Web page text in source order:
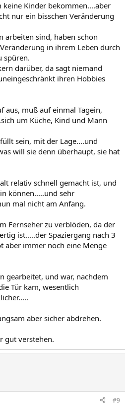
Kinder bekommen....aber
nur ein bisschen Veränderung
arbeiten sind, haben schon
in ihrem Leben durch
spüren.
darüber, da sagt niemand
ihren Hobbies
aus, muß auf einmal Tagein,
um Küche, Kind und Mann
sein, mit der Lage....und
will sie denn überhaupt, sie hat
relativ schnell gemacht ist, und
können.....und sehr
mal nicht am Anfang.
Fernseher zu verblöden, da der
ist.....der Spaziergang nach 3
aber immer noch eine Menge
gearbeitet, und war, nachdem
Tür kam, wesentlich
aber sicher abdrehen.
gut verstehen.
#9